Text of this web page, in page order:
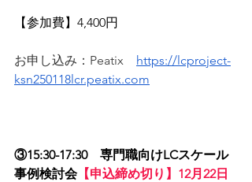
【参加費】4,400円
お申し込み： Peatix
https://lcproject-
ksn250118lcr.peatix.com
③15:30-17:30　専門職向けLCスケ﻿ール
事例検討会【申込締め切り】12月22日